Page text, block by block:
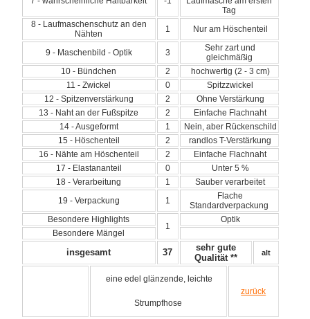
Tag
8 - Laufmaschenschutz an den
Nähten
1 Nur am Höschenteil
9 - Maschenbild - Optik 3
Sehr zart und
gleichmäßig
10 - Bündchen
2
hochwertig (2 - 3 cm)
11 - Zwickel
0
Spitzzwickel
12 - Spitzenverstärkung
2
Ohne Verstärkung
13 - Naht an der Fußspitze
2
Einfache Flachnaht
14 - Ausgeformt
1
Nein, aber Rückenschild
15 - Höschenteil
2
randlos T-Verstärkung
16 - Nähte am Höschenteil
2
Einfache Flachnaht
17 - Elastananteil
0
Unter 5 %
18 - Verarbeitung
1
Sauber verarbeitet
19 - Verpackung
1
Flache
Standardverpackung
Besondere Highlights
1
Optik
Besondere Mängel
insgesamt 37
sehr gute
Qualität **
alt
eine edel glänzende, leichte
Strumpfhose
zurück